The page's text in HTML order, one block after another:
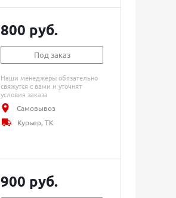
800 руб.
Под заказ
Наши менеджеры обязательно
свяжутся с вами и уточнят
условия заказа
Самовывоз
Курьер, ТК
900 руб.